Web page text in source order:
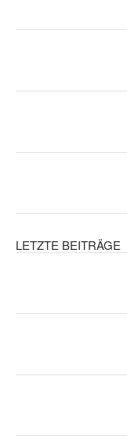
LETZTE BEITRÄGE